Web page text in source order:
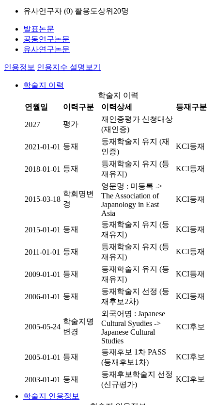
유사연구자 (0) 활용도상위20명
발표논문
공동연구논문
유사연구논문
인용정보 인용지수 설명보기
학술지 이력
학술지 이력
연월일
이력구분 이력상세 등재구분
2027 평가
재인증평가 신청대상
(재인증)
2021-01-01 등재
등재학술지 유지 (재
인증)
KCI등재
2018-01-01 등재
등재학술지 유지 (등
재유지)
KCI등재
2015-03-18
학회명변
경
영문명 : 미등록 ->
The Association of
Japanology in East
Asia
KCI등재
2015-01-01 등재
등재학술지 유지 (등
재유지)
KCI등재
2011-01-01 등재
등재학술지 유지 (등
재유지)
KCI등재
2009-01-01 등재
등재학술지 유지 (등
재유지)
KCI등재
2006-01-01 등재
등재학술지 선정 (등
재후보2차)
KCI등재
2005-05-24
학술지명
변경
외국어명 : Japanese
Cultural Syudies ->
Japanese Cultural
Studies
KCI후보
2005-01-01 등재
등재후보 1차 PASS
(등재후보1차)
KCI후보
2003-01-01 등재
등재후보학술지 선정
(신규평가)
KCI후보
학술지 인용정보